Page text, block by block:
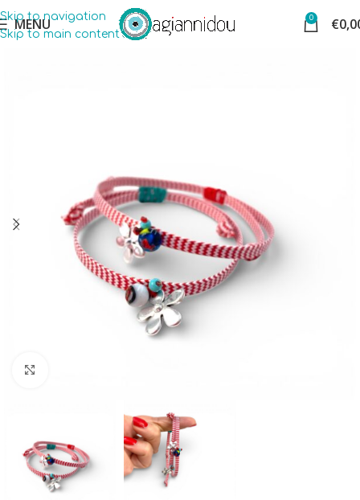
Skip to navigation
Skip to main content
MENU 0 €